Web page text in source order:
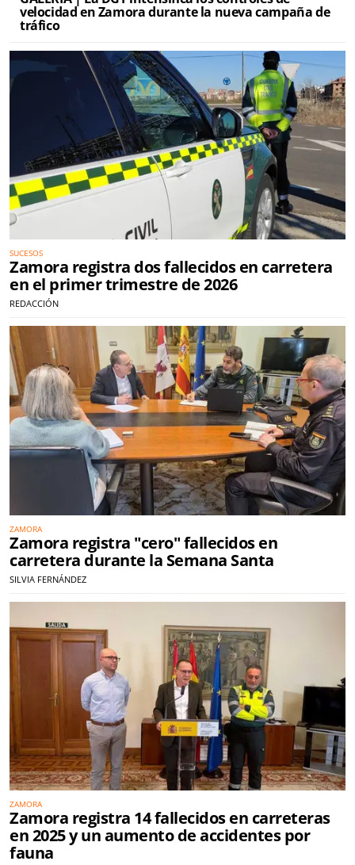
velocidad en Zamora durante la nueva campaña de
tráfico
SUCESOS
Zamora registra dos fallecidos en carretera
en el primer trimestre de 2026
REDACCIÓN
ZAMORA
Zamora registra "cero" fallecidos en
carretera durante la Semana Santa
SILVIA FERNÁNDEZ
ZAMORA
Zamora registra 14 fallecidos en carreteras
en 2025 y un aumento de accidentes por
fauna